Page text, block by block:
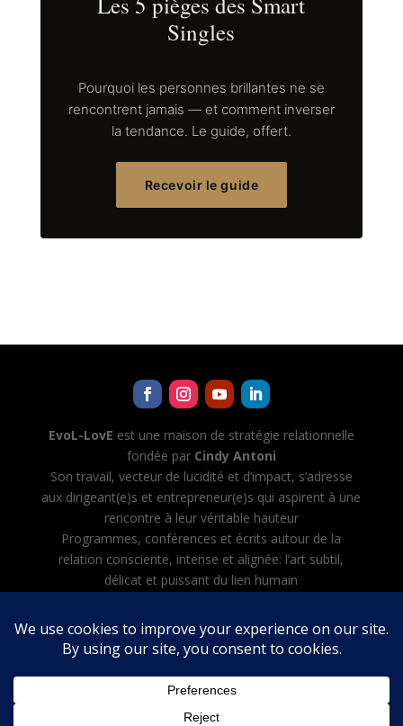
Singles
Pourquoi les personnes brillantes ne se
rencontrent jamais — et comment inverser
la tendance. Le guide, offert.
Recevoir le guide
EvoL-LovE est une maison de stratégie relationnelle
fondée par Cindy Antoni
Son travail, vecteur de lucidité et d’impact, s’adresse
aux dirigeant(e)s et entrepreneur(e)s qui aspirent à une
rencontre à leur véritable hauteur
Programmes, conférences et écrits autour de la
relation consciente, intense et alignée: l’art subtil,
délicat et puissant du lien humain
toutes les tâches avec l’IA, créer et diriger son équipe
d’agents IA
CGV·Politique de confidentialité